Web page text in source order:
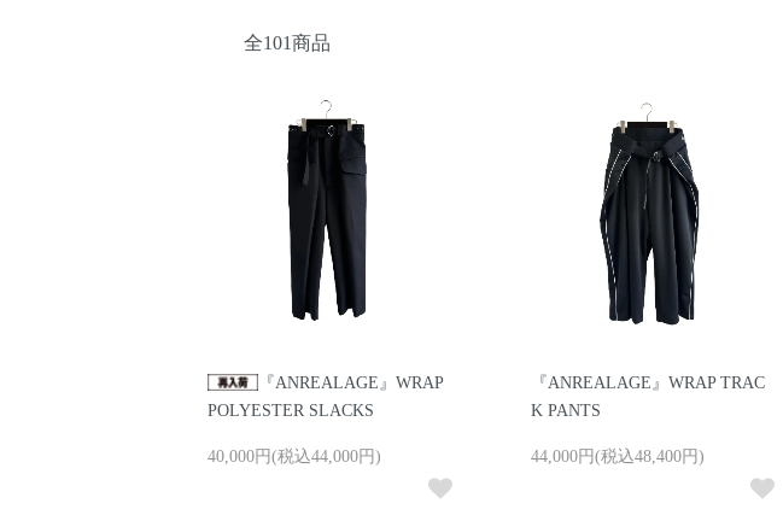
全101商品
『ANREALAGE』WRAP
POLYESTER SLACKS
40,000円(税込44,000円)
『ANREALAGE』WRAP TRAC
K PANTS
44,000円(税込48,400円)